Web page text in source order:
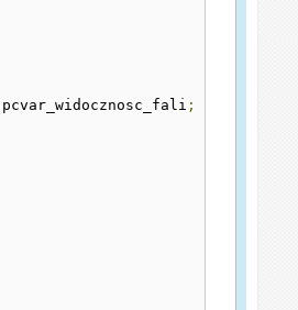
pcvar_widocznosc_fali ;